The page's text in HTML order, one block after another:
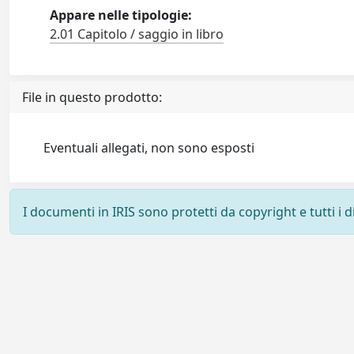
Appare nelle tipologie:
2.01 Capitolo / saggio in libro
File in questo prodotto:
Eventuali allegati, non sono esposti
I documenti in IRIS sono protetti da copyright e tutti i